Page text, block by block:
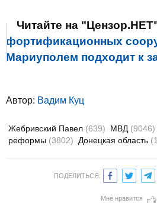
Читайте на
фортификационных
Мариуполем подходит к
Автор: Вадим Куц
Жебривский Павел (639) МВД (9046)
реформы (3802) Донецкая область
ПОДЕЛИТЬСЯ:
Мне нравится